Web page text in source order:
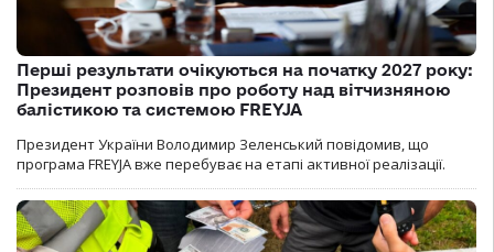
Перші результати очікуються на початку 2027 року:
Президент розповів про роботу над вітчизняною
балістикою та системою FREYJA
Президент України Володимир Зеленський повідомив, що
програма FREYJA вже перебуває на етапі активної реалізації.